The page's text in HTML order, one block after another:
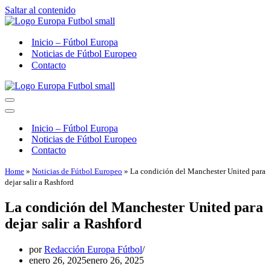
Saltar al contenido
Inicio – Fútbol Europa
Noticias de Fútbol Europeo
Contacto
Menú
de
Menú
navegaciónInicio – Fútbol Europa
Noticias de Fútbol Europeo
Contacto
Home » Noticias de Fútbol Europeo » La condición del Manchester United para
dejar salir a Rashford
La condición del Manchester United para
dejar salir a Rashford
porRedacción Europa Fútbol
enero 26, 2025enero 26, 2025